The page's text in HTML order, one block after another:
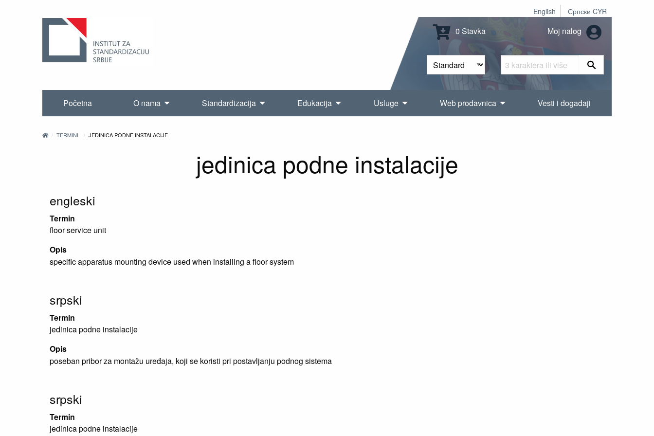
English Српски CYR
0 Stavka Moj nalog
Početna O nama Standardizacija Edukacija Usluge Web prodavnica Vesti i događaji
TERMINI JEDINICA PODNE INSTALACIJE
jedinica podne instalacije
engleski
Termin
floor service unit
Opis
specific apparatus mounting device used when installing a floor system
srpski
Termin
jedinica podne instalacije
Opis
poseban pribor za montažu uređaja, koji se koristi pri postavljanju podnog sistema
srpski
Termin
jedinica podne instalacije